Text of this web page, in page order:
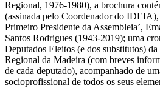
Regional, 1976-1980), a brochura
(assinada pelo Coordenador do
Primeiro Presidente da Assembleia’,
Santos Rodrigues (1943-2019); uma
Deputados Eleitos (e dos substitutos)
Regional da Madeira (com breves
de cada deputado), acompanhado de
socioprofissional de todos os seus